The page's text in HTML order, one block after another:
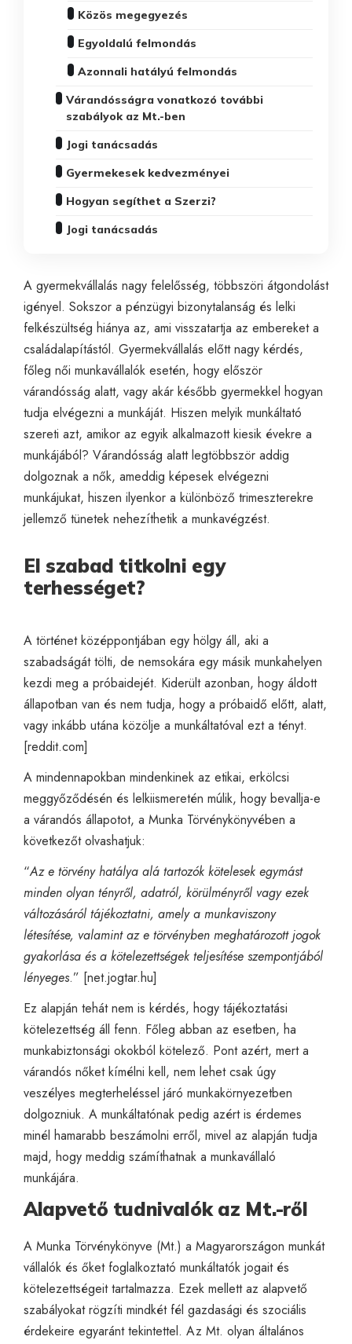
Közös megegyezés
Egyoldalú felmondás
Azonnali hatályú felmondás
Várandósságra vonatkozó további
szabályok az Mt.-ben
Jogi tanácsadás
Gyermekesek kedvezményei
Hogyan segíthet a Szerzi?
Jogi tanácsadás
A gyermekvállalás nagy felelősség, többszöri átgondolást
igényel. Sokszor a pénzügyi bizonytalanság és lelki
felkészültség hiánya az, ami visszatartja az embereket a
családalapítástól. Gyermekvállalás előtt nagy kérdés,
főleg női munkavállalók esetén, hogy először
várandósság alatt, vagy akár később gyermekkel hogyan
tudja elvégezni a munkáját. Hiszen melyik munkáltató
szereti azt, amikor az egyik alkalmazott kiesik évekre a
munkájából? Várandósság alatt legtöbbször addig
dolgoznak a nők, ameddig képesek elvégezni
munkájukat, hiszen ilyenkor a különböző trimeszterekre
jellemző tünetek nehezíthetik a munkavégzést.
El szabad titkolni egy
terhességet?
A történet középpontjában egy hölgy áll, aki a
szabadságát tölti, de nemsokára egy másik munkahelyen
kezdi meg a próbaidejét. Kiderült azonban, hogy áldott
állapotban van és nem tudja, hogy a próbaidő előtt, alatt,
vagy inkább utána közölje a munkáltatóval ezt a tényt.
[reddit.com]
A mindennapokban mindenkinek az etikai, erkölcsi
meggyőződésén és lelkiismeretén múlik, hogy bevallja-e
a várandós állapotot, a Munka Törvénykönyvében a
következőt olvashatjuk:
“Az e törvény hatálya alá tartozók kötelesek egymást
minden olyan tényről, adatról, körülményről vagy ezek
változásáról tájékoztatni, amely a munkaviszony
létesítése, valamint az e törvényben meghatározott jogok
gyakorlása és a kötelezettségek teljesítése szempontjából
lényeges.” [net.jogtar.hu]
Ez alapján tehát nem is kérdés, hogy tájékoztatási
kötelezettség áll fenn. Főleg abban az esetben, ha
munkabiztonsági okokból kötelező. Pont azért, mert a
várandós nőket kímélni kell, nem lehet csak úgy
veszélyes megterheléssel járó munkakörnyezetben
dolgozniuk. A munkáltatónak pedig azért is érdemes
minél hamarabb beszámolni erről, mivel az alapján tudja
majd, hogy meddig számíthatnak a munkavállaló
munkájára.
Alapvető tudnivalók az Mt.-ről
A Munka Törvénykönyve (Mt.) a Magyarországon munkát
vállalók és őket foglalkoztató munkáltatók jogait és
kötelezettségeit tartalmazza. Ezek mellett az alapvető
szabályokat rögzíti mindkét fél gazdasági és szociális
érdekeire egyaránt tekintettel. Az Mt. olyan általános